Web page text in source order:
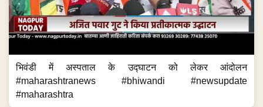
भिवंडी में अस्पताल के उद्घाटन को लेकर आंदोलन
#maharashtranews #bhiwandi #newsupdate
#maharashtra